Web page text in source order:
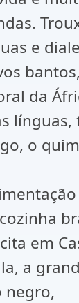
e
da
línguas,
o
em
a
negro,